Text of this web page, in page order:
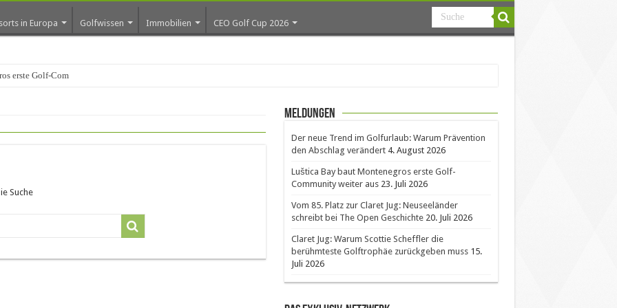
in Europa Golfwissen Immobilien CEO Golf Cup 2026
erste Golf-Community w
Suche
Meldungen
Der neue Trend im Golfurlaub: Warum Prävention
den Abschlag verändert 4. August 2026
Luštica Bay baut Montenegros erste Golf-
Community weiter aus 23. Juli 2026
Vom 85. Platz zur Claret Jug: Neuseeländer
schreibt bei The Open Geschichte 20. Juli 2026
Claret Jug: Warum Scottie Scheffler die
berühmteste Golftrophäe zurückgeben muss 15.
Juli 2026